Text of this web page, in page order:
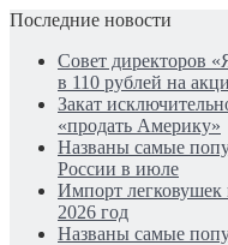
Последние новости
Совет директоров
в 110 рублей на
Закат
«продать Америку»
Названы самые
России в июле
Импорт легковушек
2026 год
Названы самые